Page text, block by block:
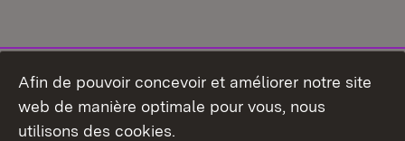
Afin de pouvoir concevoir et améliorer notre site
web de manière optimale pour vous, nous
utilisons des cookies.